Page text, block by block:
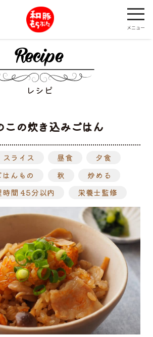
レシピ
この炊き込みごはん
スライス 昼食
夕食
はんもの 秋
炒める
時間 45分以内 栄養士監修